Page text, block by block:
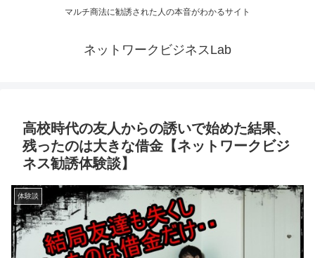
マルチ商法に勧誘された人の本音がわかるサイト
ネットワークビジネスLab
高校時代の友人からの誘いで始めた結果、
残ったのは大きな借金【ネットワークビジ
ネス勧誘体験談】
体験談